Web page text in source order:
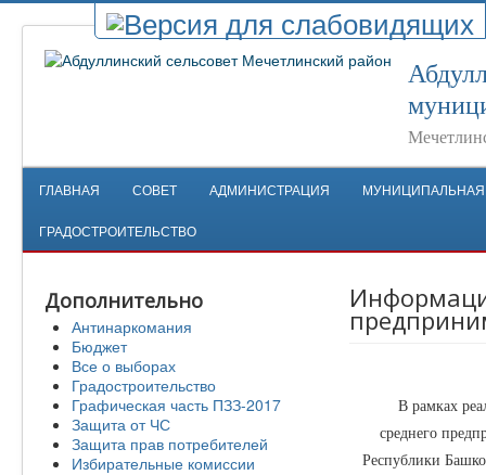
ГЛАВНАЯ СОВЕТ АДМИНИСТРАЦИЯ
ГРАДОСТРОИТЕЛЬСТВО
Дополнительно
Антинаркомания
Бюджет
Все о выборах
Градостроительство
Графическая часть ПЗЗ-2017
Защита от ЧС
Защита прав потребителей
Избирательные комиссии
В рамках
среднего
Республики